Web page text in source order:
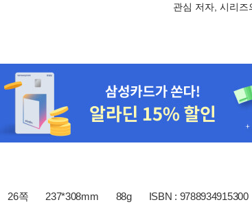
관심 저자, 시리즈
26쪽 237*308mm 88g ISBN : 9788934915300